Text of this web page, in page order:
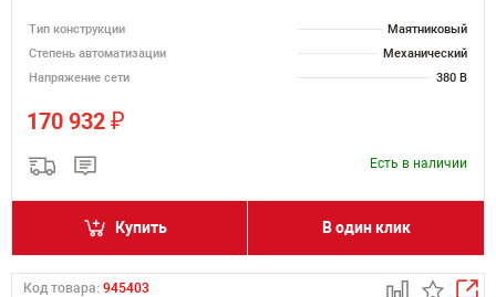
Тип конструкции
Маятниковый
Степень автоматизации
Механический
Напряжение сети
380 В
170 932 ₽
Есть в наличии
Купить В один клик
Код товара: 945403